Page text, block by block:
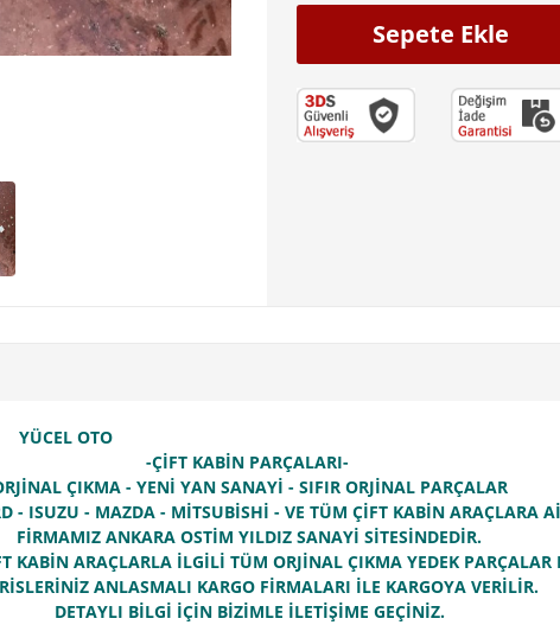
Sepete Ekle
YÜCEL OTO
-ÇİFT KABİN PARÇALARI-
ÇIKMA - YENİ YAN SANAYİ - SIFIR ORJİNAL PARÇALAR
- ISUZU - MAZDA - MİTSUBİSHİ - VE TÜM ÇİFT KABİN ARAÇLARA
FİRMAMIZ ANKARA OSTİM YILDIZ SANAYİ SİTESİNDEDİR.
KABİN ARAÇLARLA İLGİLİ TÜM ORJİNAL ÇIKMA YEDEK PARÇALAR
ANLASMALI KARGO FİRMALARI İLE KARGOYA VERİLİR.
DETAYLI BİLGİ İÇİN BİZİMLE İLETİŞİME GEÇİNİZ.